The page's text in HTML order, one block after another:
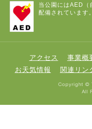
当公園にはAED（
配備されています。
アクセス 事業概
お天気情報
関連リン
Copyright ©
All